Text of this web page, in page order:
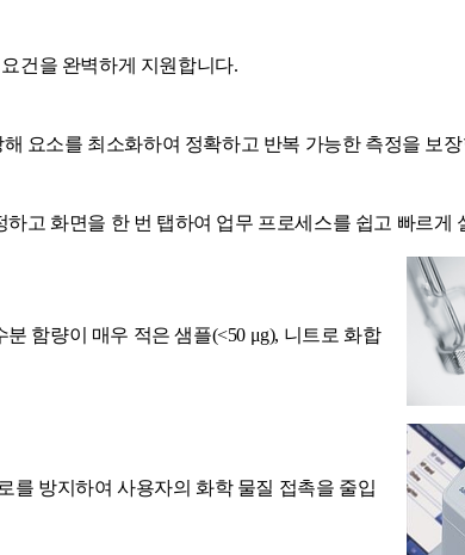
요건을 완벽하게 지원합니다.
요소를 최소화하여 정확하고 반복 가능한 측정을 보
고 화면을 한 번 탭하여 업무 프로세스를 쉽고 빠르게
함량이 매우 적은 샘플(<50 μg), 니트로 화합
를 방지하여 사용자의 화학 물질 접촉을 줄입